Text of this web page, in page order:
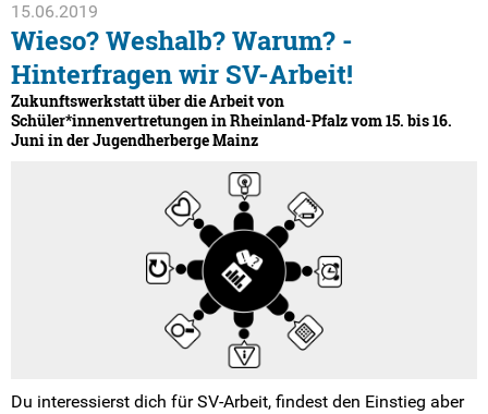
15.06.2019
Wieso? Weshalb? Warum? -
Hinterfragen wir SV-Arbeit!
Zukunftswerkstatt über die Arbeit von
Schüler*innenvertretungen in Rheinland-Pfalz vom 15. bis 16.
Juni in der Jugendherberge Mainz
Du interessierst dich für SV-Arbeit, findest den Einstieg aber